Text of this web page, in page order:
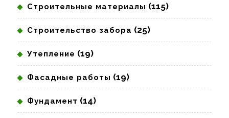
Строительные материалы (115)
Строительство забора (25)
Утепление (19)
Фасадные работы (19)
Фундамент (14)